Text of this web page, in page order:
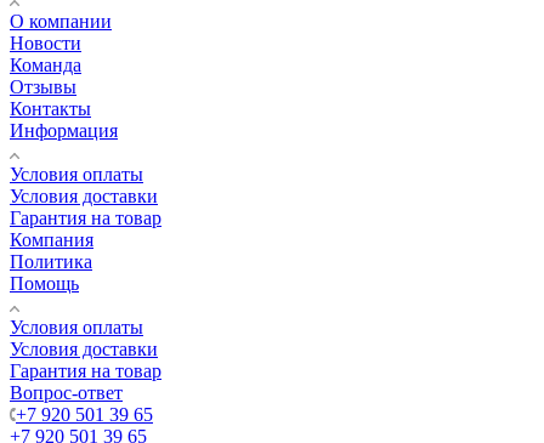
О компании
Новости
Команда
Отзывы
Контакты
Информация
Условия оплаты
Условия доставки
Гарантия на товар
Компания
Политика
Помощь
Условия оплаты
Условия доставки
Гарантия на товар
Вопрос-ответ
+7 920 501 39 65
+7 920 501 39 65